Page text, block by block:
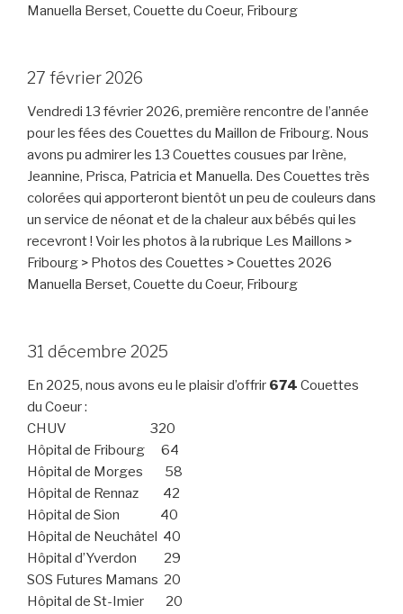
Manuella Berset, Couette du Coeur, Fribourg
27 février 2026
Vendredi 13 février 2026, première rencontre de l’année
pour les fées des Couettes du Maillon de Fribourg. Nous
avons pu admirer les 13 Couettes cousues par Irène,
Jeannine, Prisca, Patricia et Manuella. Des Couettes très
colorées qui apporteront bientôt un peu de couleurs dans
un service de néonat et de la chaleur aux bébés qui les
recevront ! Voir les photos à la rubrique Les Maillons >
Fribourg > Photos des Couettes > Couettes 2026
Manuella Berset, Couette du Coeur, Fribourg
31 décembre 2025
En 2025, nous avons eu le plaisir d’offrir 674 Couettes
du Coeur :
CHUV 320
Hôpital de Fribourg 64
Hôpital de Morges 58
Hôpital de Rennaz 42
Hôpital de Sion 40
Hôpital de Neuchâtel 40
Hôpital d’Yverdon 29
SOS Futures Mamans 20
Hôpital de St-Imier 20